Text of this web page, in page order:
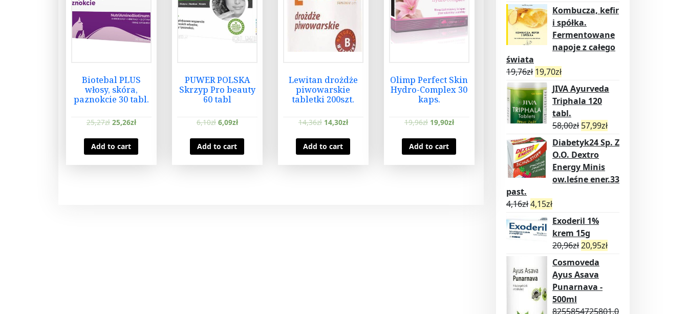
Biotebal PLUS
włosy, skóra,
paznokcie 30 tabl.
25,27zł 25,26zł
Add to cart
PUWER POLSKA
Skrzyp Pro beauty
60 tabl
6,10zł 6,09zł
Add to cart
Lewitan drożdże
piwowarskie
tabletki 200szt.
14,36zł 14,30zł
Add to cart
Olimp Perfect Skin
Hydro-Complex 30
kaps.
19,96zł 19,90zł
Add to cart
Kombucza, kefir
i spółka.
Fermentowane
napoje z całego
świata
19,76zł 19,70zł
JIVA Ayurveda
Triphala 120
tabl.
58,00zł 57,99zł
Diabetyk24 Sp. Z
O.O. Dextro
Energy Minis
ow.leśne ener.33
past.
4,16zł4,15zł
Exoderil 1%
krem 15g
20,96zł20,95zł
Cosmoveda
Ayus Asava
Punarnava -
500ml
8255854725801,0